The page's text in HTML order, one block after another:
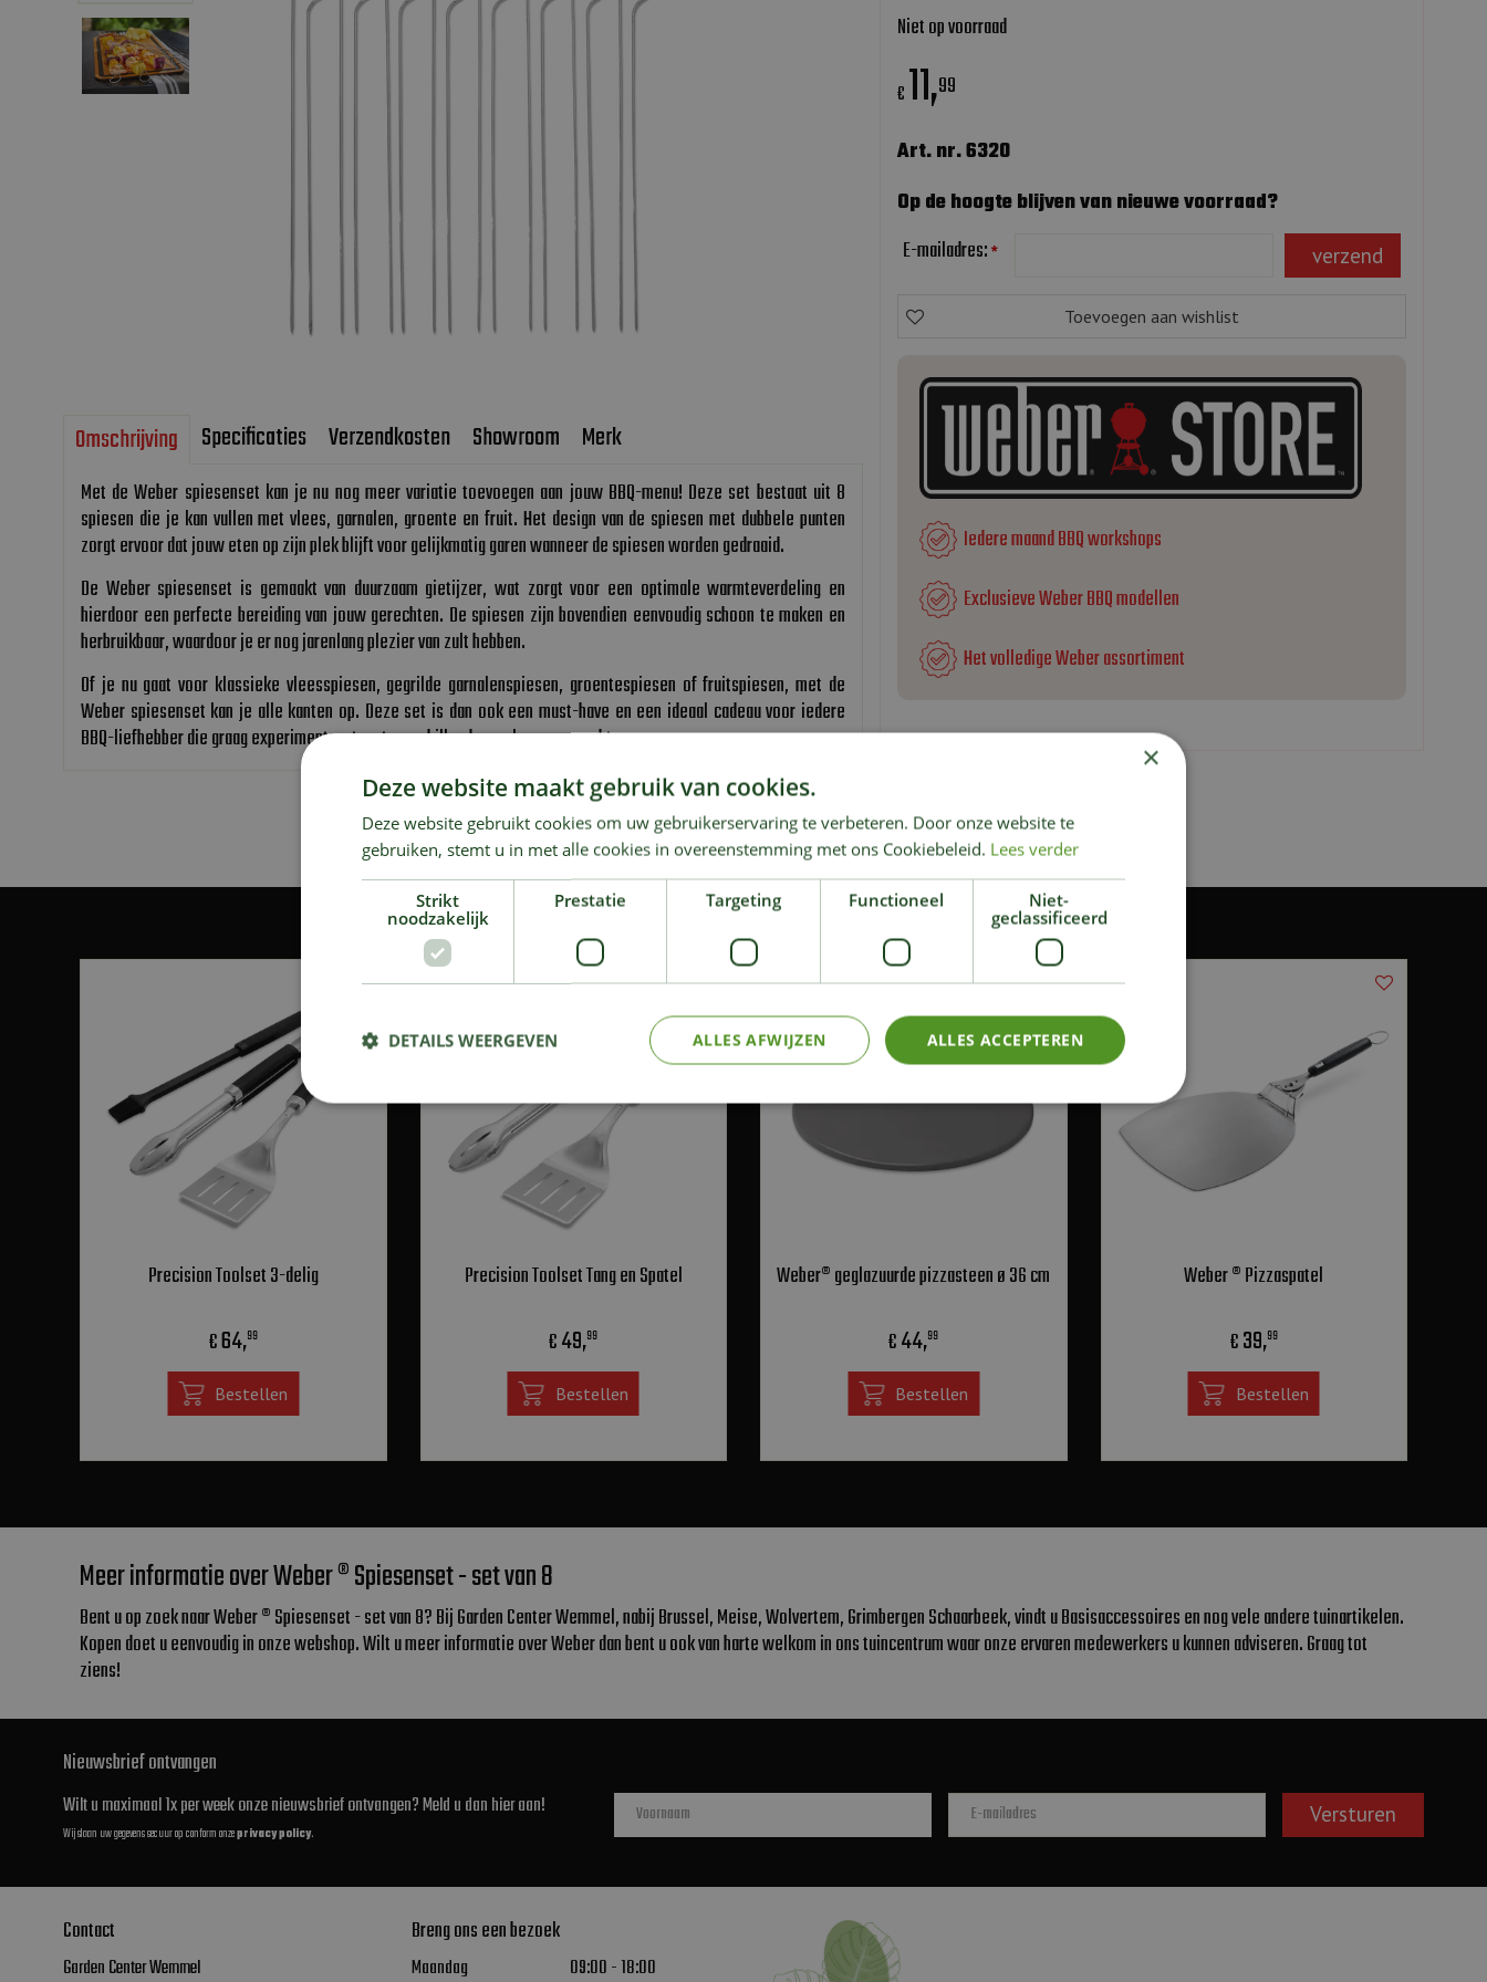
€11,99
Niet op voorraad
Art. nr. 6320
Op de hoogte blijven van nieuwe voorraad?
E-mailadres:*
Iedere maand BBQ workshops
Exclusieve Weber BBQ modellen
Het volledige Weber assortiment
Omschrijving Specificaties Verzendkosten Showroom Merk
Met de Weber spiesenset kan je nu nog meer variatie toevoegen aan jouw BBQ-menu! Deze set bestaat uit 8
spiesen die je kan vullen met vlees, garnalen, groente en fruit. Het design van de spiesen met dubbele punten
zorgt ervoor dat jouw eten op zijn plek blijft voor gelijkmatig garen wanneer de spiesen worden gedraaid.
De Weber spiesenset is gemaakt van duurzaam gietijzer, wat zorgt voor een optimale warmteverdeling en
hierdoor een perfecte bereiding van jouw gerechten. De spiesen zijn bovendien eenvoudig schoon te maken en
herbruikbaar, waardoor je er nog jarenlang plezier van zult hebben.
Of je nu gaat voor klassieke vleesspiesen, gegrilde garnalenspiesen, groentespiesen of fruitspiesen, met de
Weber spiesenset kan je alle kanten op. Deze set is dan ook een must-have en een ideaal cadeau voor iedere
BBQ-liefhebber die graag experimenteert met verschillende smaken en gerechten.
KIJK OOK EENS NAAR:
Precision Toolset 3-delig
€64,99
Bestellen
Precision Toolset Tang en Spatel
€49,99
Bestellen
Weber® geglazuurde pizzasteen ø 36 cm
€44,99
Bestellen
Weber ® Pizzaspatel
€39,99
Bestellen
Meer informatie over Weber ® Spiesenset - set van 8
Bent u op zoek naar Weber ® Spiesenset - set van 8? Bij Garden Center Wemmel, nabij Brussel, Meise, Wolvertem, Grimbergen Schaarbeek, vindt u Basisaccessoires en nog vele andere tuinartikelen.
Kopen doet u eenvoudig in onze webshop. Wilt u meer informatie over Weber dan bent u ook van harte welkom in ons tuincentrum waar onze ervaren medewerkers u kunnen adviseren. Graag tot
ziens!
Nieuwsbrief ontvangen
Wilt u maximaal 1x per week onze nieuwsbrief ontvangen? Meld u dan hier aan!
Wij slaan uw gegevens secuur op conform onzeprivacy policy.
Contact
Garden Center Wemmel
Breng ons een bezoek
Maandag
09:00 - 18:00
×
Deze website maakt gebruik van cookies.
Deze website gebruikt cookies om uw gebruikerservaring te verbeteren. Door onze website te
gebruiken, stemt u in met alle cookies in overeenstemming met ons Cookiebeleid. Lees verder
Strikt
noodzakelijk
Prestatie Targeting Functioneel
Niet-
geclassificeerd
ALLES ACCEPTEREN
ALLES AFWIJZEN
DETAILS WEERGEVEN